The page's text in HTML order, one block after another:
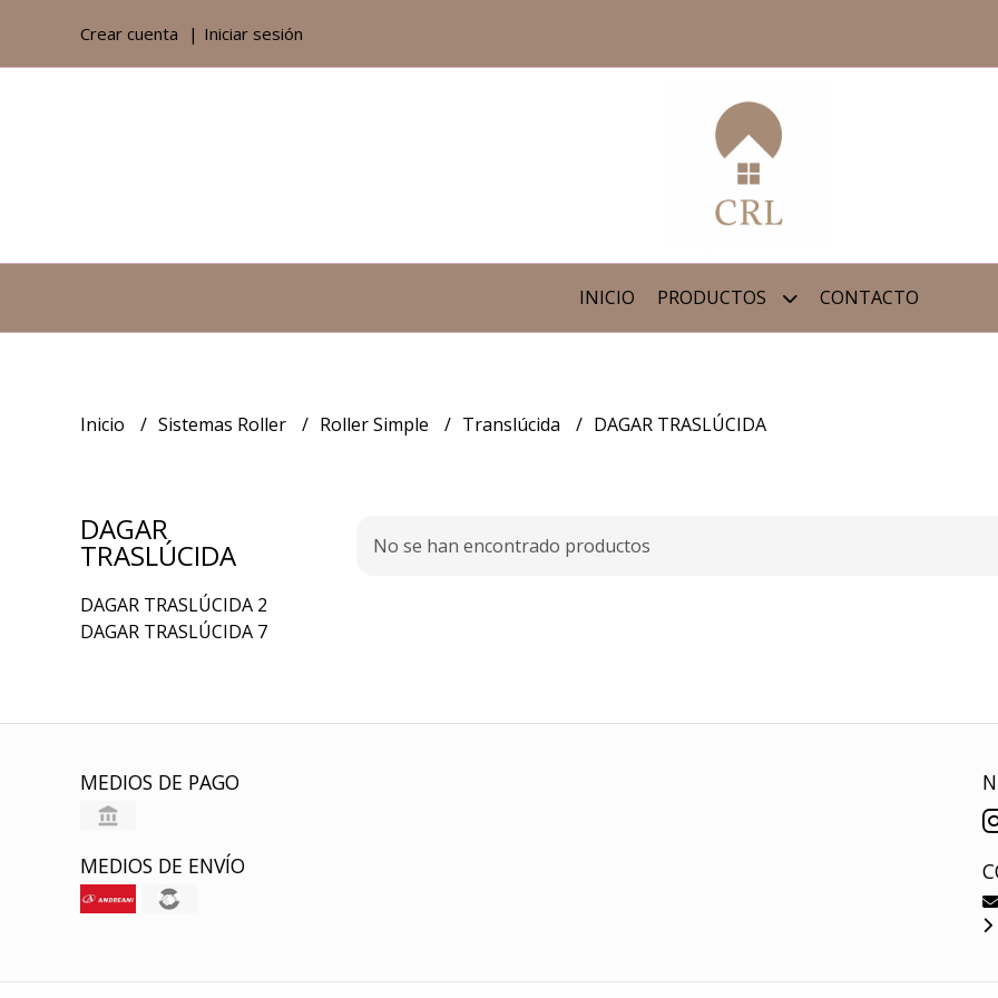
Crear cuenta Iniciar sesión
INICIO PRODUCTOS CONTACTO
Inicio Sistemas Roller Roller Simple Translúcida DAGAR TRASLÚCIDA
DAGAR
TRASLÚCIDA
DAGAR TRASLÚCIDA 2
DAGAR TRASLÚCIDA 7
No se han encontrado productos
MEDIOS DE PAGO
MEDIOS DE ENVÍO